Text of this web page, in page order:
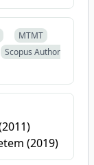
MTMT
Scopus Author
(2019)